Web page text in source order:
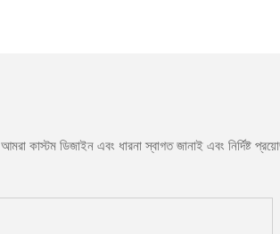
আমরা কাস্টম ডিজাইন এবং ধারনা স্বাগত জানাই এবং নির্দিষ্ট